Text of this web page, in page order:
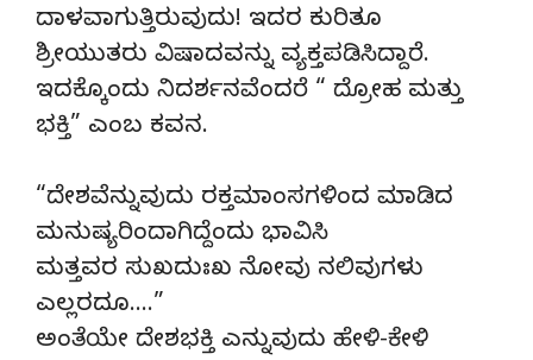
ದಾಳವಾಗುತ್ತಿರುವುದು! ಇದರ ಕುರಿತೂ
ಶ್ರೀಯುತರು ವಿಷಾದವನ್ನು ವ್ಯಕ್ತಪಡಿಸಿದ್ದಾರೆ.
ಇದಕ್ಕೊಂದು ನಿದರ್ಶನವೆಂದರೆ “ ದ್ರೋಹ ಮತ್ತು
ಭಕ್ತಿ” ಎಂಬ ಕವನ.
“ದೇಶವೆನ್ನುವುದು ರಕ್ತಮಾಂಸಗಳಿಂದ ಮಾಡಿದ
ಮನುಷ್ಯರಿಂದಾಗಿದ್ದೆಂದು ಭಾವಿಸಿ
ಮತ್ತವರ ಸುಖದುಃಖ ನೋವು ನಲಿವುಗಳು
ಎಲ್ಲರದೂ….”
ಅಂತೆಯೇ ದೇಶಭಕ್ತಿ ಎನ್ನುವುದು ಹೇಳಿ-ಕೇಳಿ